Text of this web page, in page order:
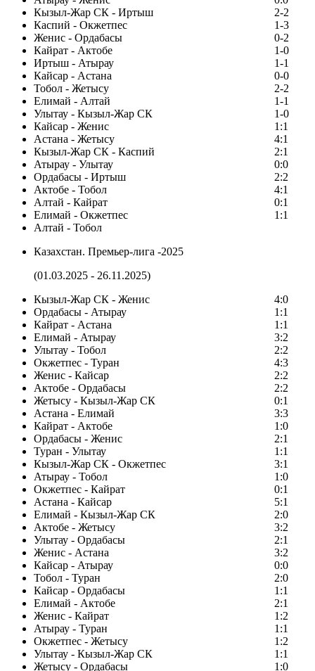
Кызыл-Жар СК - Иртыш
2-2
Каспий - Окжетпес
1-3
Женис - Ордабасы
0-2
Кайрат - Актобе
1-0
Иртыш - Атырау
1-1
Кайсар - Астана
0-0
Тобол - Жетысу
2-2
Елимай - Алтай
1-1
Улытау - Кызыл-Жар СК
1-0
Кайсар - Женис
1:1
Астана - Жетысу
4:1
Кызыл-Жар СК - Каспий
2:1
Атырау - Улытау
0:0
Ордабасы - Иртыш
2:2
Актобе - Тобол
4:1
Алтай - Кайрат
0:1
Елимай - Окжетпес
1:1
Алтай - Тобол
Казахстан. Премьер-лига -2025
(01.03.2025 - 26.11.2025)
Кызыл-Жар СК - Женис
4:0
Ордабасы - Атырау
1:1
Кайрат - Астана
1:1
Елимай - Атырау
3:2
Улытау - Тобол
2:2
Окжетпес - Туран
4:3
Женис - Кайсар
2:2
Актобе - Ордабасы
2:2
Жетысу - Кызыл-Жар СК
0:1
Астана - Елимай
3:3
Кайрат - Актобе
1:0
Ордабасы - Женис
2:1
Туран - Улытау
1:1
Кызыл-Жар СК - Окжетпес
3:1
Атырау - Тобол
1:0
Окжетпес - Кайрат
0:1
Астана - Кайсар
5:1
Елимай - Кызыл-Жар СК
2:0
Актобе - Жетысу
3:2
Улытау - Ордабасы
2:1
Женис - Астана
3:2
Кайсар - Атырау
0:0
Тобол - Туран
2:0
Кайсар - Ордабасы
1:1
Елимай - Актобе
2:1
Женис - Кайрат
1:2
Атырау - Туран
1:1
Окжетпес - Жетысу
1:2
Улытау - Кызыл-Жар СК
1:1
Жетысу - Ордабасы
1:0